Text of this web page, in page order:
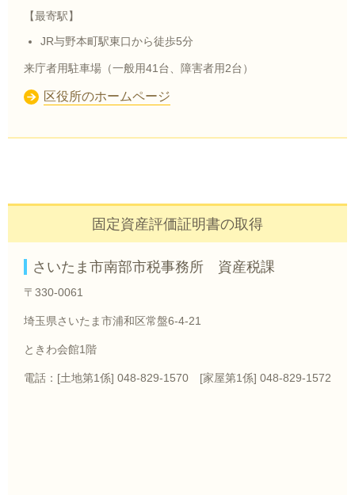
【最寄駅】
JR与野本町駅東口から徒歩5分
来庁者用駐車場（一般用41台、障害者用2台）
区役所のホームページ
固定資産評価証明書の取得
さいたま市南部市税事務所 資産税課
〒330-0061
埼玉県さいたま市浦和区常盤6-4-21
ときわ会館1階
電話：[土地第1係] 048-829-1570 [家屋第1係] 048-829-1572